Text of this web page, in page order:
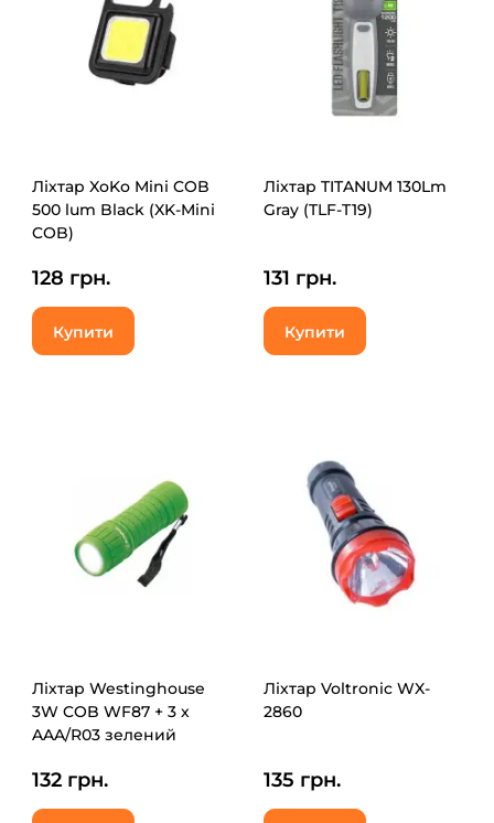
Ліхтар XoKo Mini COB
500 lum Black (XK-Mini
COB)
128 грн.
Купити
Ліхтар TITANUM 130Lm
Gray (TLF-T19)
131 грн.
Купити
Ліхтар Westinghouse
3W COB WF87 + 3 х
AAA/R03 зелений
3R03PD16(green))
132 грн.
Ліхтар Voltronic WX-
2860
135 грн.